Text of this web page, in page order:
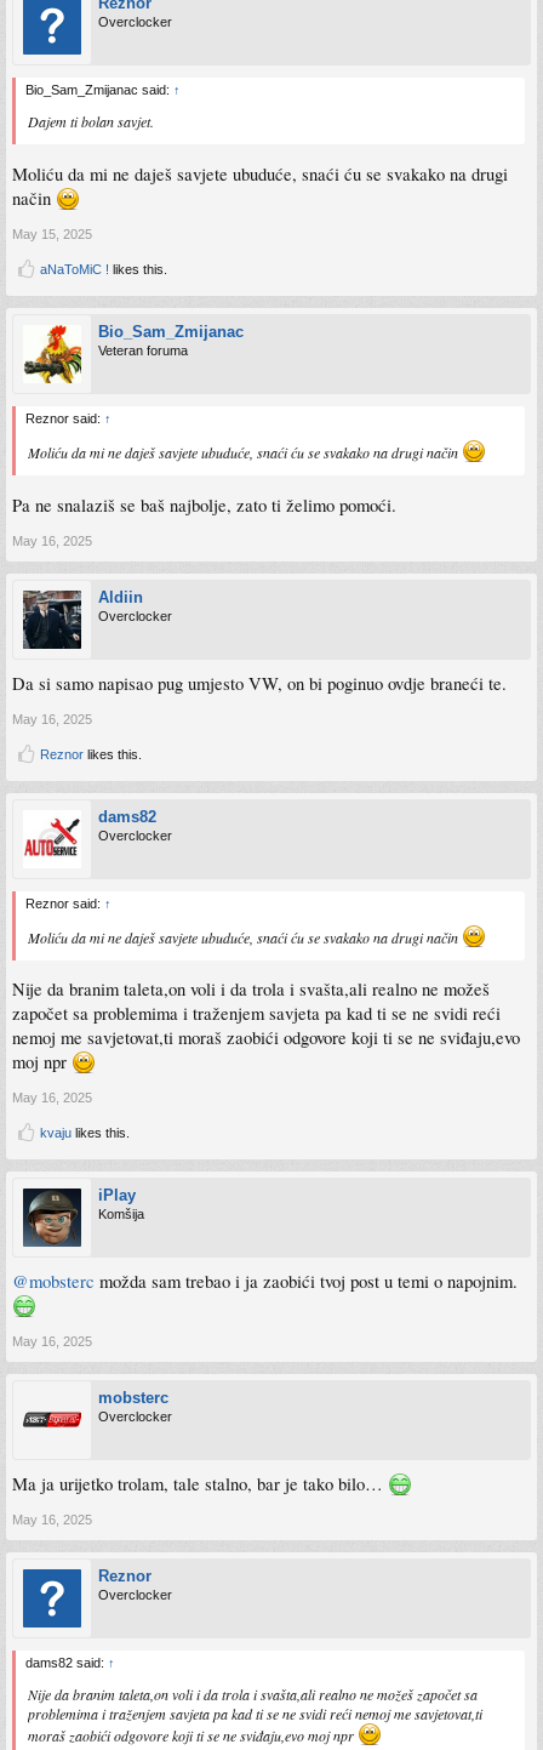
Overclocker
Bio_Sam_Zmijanac said: ↑
Dajem ti bolan savjet.
Moliću da mi ne daješ savjete ubuduće, snaći ću se svakako na drugi
način
May 15, 2025
aNaToMiC ! likes this.
Bio_Sam_Zmijanac
Veteran foruma
Reznor said: ↑
Moliću da mi ne daješ savjete ubuduće, snaći ću se svakako na drugi način
Pa ne snalaziš se baš najbolje, zato ti želimo pomoći.
May 16, 2025
Aldiin
Overclocker
Da si samo napisao pug umjesto VW, on bi poginuo ovdje braneći te.
May 16, 2025
Reznor likes this.
dams82
Overclocker
Reznor said: ↑
Moliću da mi ne daješ savjete ubuduće, snaći ću se svakako na drugi način
Nije da branim taleta,on voli i da trola i svašta,ali realno ne možeš
započet sa problemima i traženjem savjeta pa kad ti se ne svidi reći
nemoj me savjetovat,ti moraš zaobići odgovore koji ti se ne sviđaju,evo
moj npr
May 16, 2025
kvaju likes this.
iPlay
Komšija
@mobsterc možda sam trebao i ja zaobići tvoj post u temi o napojnim.
May 16, 2025
mobsterc
Overclocker
Ma ja urijetko trolam, tale stalno, bar je tako bilo…
May 16, 2025
Reznor
Overclocker
dams82 said: ↑
Nije da branim taleta,on voli i da trola i svašta,ali realno ne možeš započet sa
problemima i traženjem savjeta pa kad ti se ne svidi reći nemoj me savjetovat,ti
moraš zaobići odgovore koji ti se ne sviđaju,evo moj npr